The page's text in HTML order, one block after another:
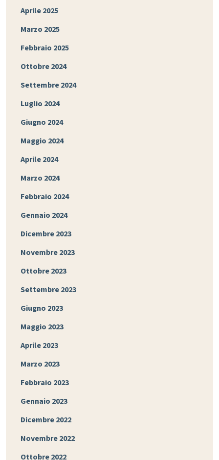
Aprile 2025
Marzo 2025
Febbraio 2025
Ottobre 2024
Settembre 2024
Luglio 2024
Giugno 2024
Maggio 2024
Aprile 2024
Marzo 2024
Febbraio 2024
Gennaio 2024
Dicembre 2023
Novembre 2023
Ottobre 2023
Settembre 2023
Giugno 2023
Maggio 2023
Aprile 2023
Marzo 2023
Febbraio 2023
Gennaio 2023
Dicembre 2022
Novembre 2022
Ottobre 2022